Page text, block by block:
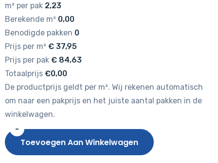
m² per pak 2,23
Berekende m² 0,00
Benodigde pakken 0
Prijs per m² € 37,95
Prijs per pak € 84,63
Totaalprijs €0,00
De productprijs geldt per m². Wij rekenen automatisch
om naar een pakprijs en het juiste aantal pakken in de
winkelwagen.
-
Gelasta
Oakland
Toevoegen Aan Winkelwagen